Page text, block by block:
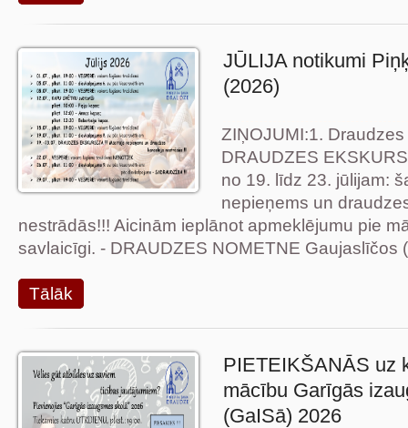
JŪLIJA notikumi
(2026)
ZIŅOJUMI:1.
DRAUDZES
no 19. līdz 23. jūlijam:
nepieņems un
nestrādās!!! Aicinām ieplānot apmeklējumu pie
savlaicīgi. - DRAUDZES NOMETNE Gaujaslīčos
Tālāk
PIETEIKŠANĀS uz
mācību Garīgās
(GaISā) 2026